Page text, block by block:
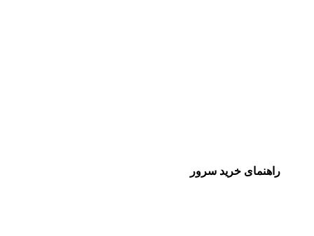
راهنمای خرید سرور